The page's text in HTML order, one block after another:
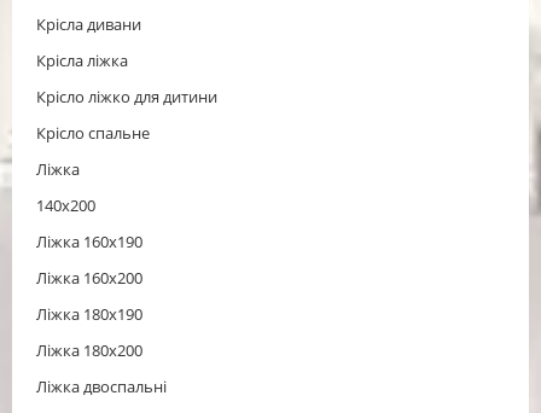
Крісла дивани
Крісла ліжка
Крісло ліжко для дитини
Крісло спальне
Ліжка
140x200
Ліжка 160x190
Ліжка 160x200
Ліжка 180x190
Ліжка 180x200
Ліжка двоспальні